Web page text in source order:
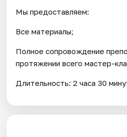
Мы предоставляем:
Все материалы;
Полное сопровождение
протяжении всего мастер-
Длительность: 2 часа 30